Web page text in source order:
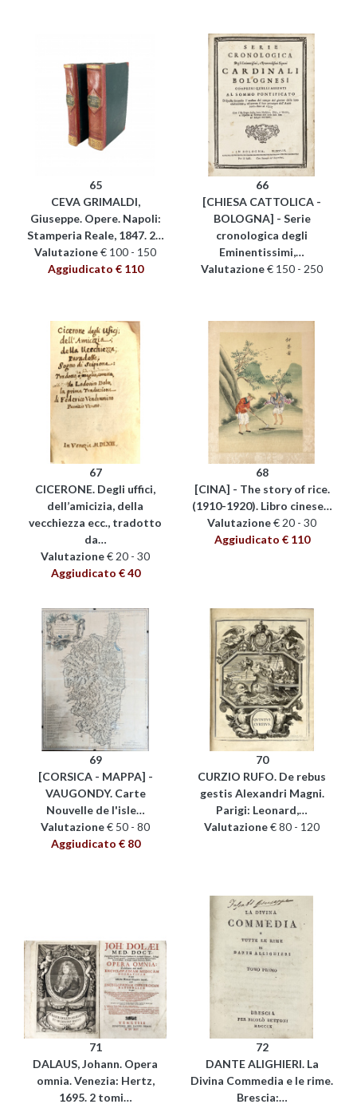
65
CEVA GRIMALDI,
Giuseppe. Opere. Napoli:
Stamperia Reale, 1847. 2…
Valutazione€ 100 - 150
Aggiudicato € 110
66
[CHIESA CATTOLICA -
BOLOGNA] - Serie
cronologica degli
Eminentissimi,…
Valutazione€ 150 - 250
67
CICERONE. Degli uffici,
dell’amicizia, della
vecchiezza ecc., tradotto
da…
Valutazione€ 20 - 30
Aggiudicato € 40
68
[CINA] - The story of rice.
(1910-1920). Libro cinese…
Valutazione€ 20 - 30
Aggiudicato € 110
69
[CORSICA - MAPPA] -
VAUGONDY. Carte
Nouvelle de l'isle…
Valutazione€ 50 - 80
Aggiudicato € 80
70
CURZIO RUFO. De rebus
gestis Alexandri Magni.
Parigi: Leonard,…
Valutazione€ 80 - 120
71
DALAUS, Johann. Opera
omnia. Venezia: Hertz,
1695. 2 tomi…
72
DANTE ALIGHIERI. La
Divina Commedia e le rime.
Brescia:…